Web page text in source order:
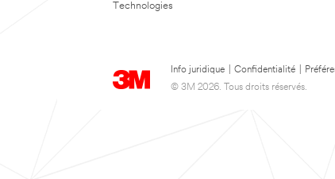
Technologies
Info juridique Confidentialité
© 3M 2026. Tous droits réservés.